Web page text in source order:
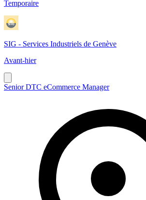
Temporaire
SIG - Services Industriels de Genève
Avant-hier
Senior DTC eCommerce Manager